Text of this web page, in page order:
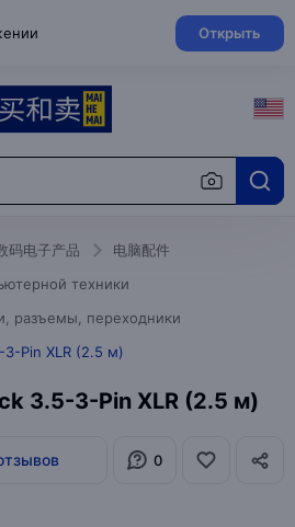
Открыть
码电子产品
电脑配件
техники
разъемы, переходники
3-Pin XLR (2.5 м)
3.5-3-Pin XLR (2.5 м)
0